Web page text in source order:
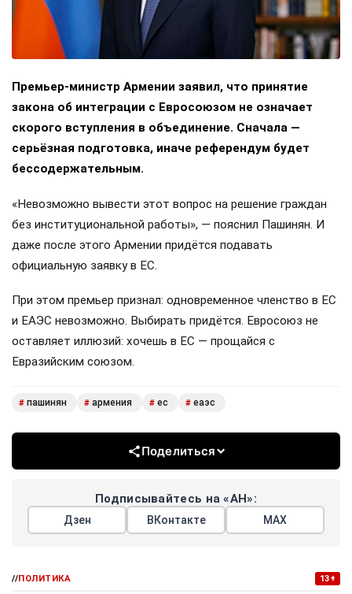
Премьер-министр Армении заявил, что принятие
закона об интеграции с Евросоюзом не означает
скорого вступления в объединение. Сначала —
серьёзная подготовка, иначе референдум будет
бессодержательным.
«Невозможно вывести этот вопрос на решение граждан
без институциональной работы», — пояснил Пашинян. И
даже после этого Армении придётся подавать
официальную заявку в ЕС.
При этом премьер признал: одновременное членство в ЕС
и ЕАЭС невозможно. Выбирать придётся. Евросоюз не
оставляет иллюзий: хочешь в ЕС — прощайся с
Евразийским союзом.
# пашинян # армения # ес # еаэс
Поделиться
Подписывайтесь на «АН»:
Дзен ВКонтакте МАХ
//ПОЛИТИКА 13+